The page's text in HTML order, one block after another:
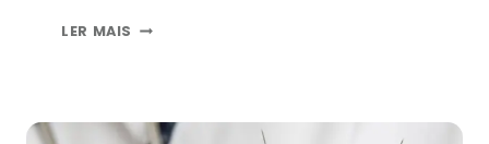
LER MAIS ACUPUNTURA